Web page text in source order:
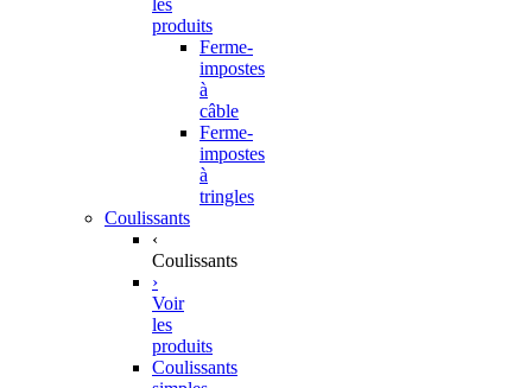
produits
Ferme-
impostes
à
câble
Ferme-
impostes
à
tringles
Coulissants
‹
Coulissants
›
Voir
les
produits
Coulissants